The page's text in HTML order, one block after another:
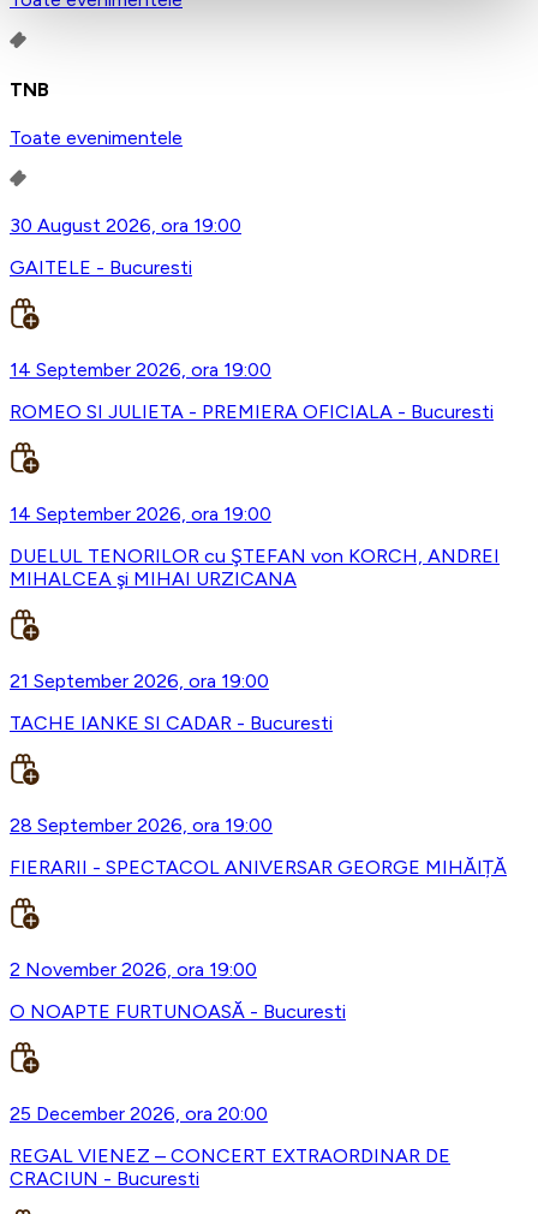
TNB
Toate evenimentele
30 August 2026, ora 19:00
GAITELE - Bucuresti
14 September 2026, ora 19:00
ROMEO SI JULIETA - PREMIERA OFICIALA - Bucuresti
14 September 2026, ora 19:00
DUELUL TENORILOR cu ŞTEFAN von KORCH, ANDREI
MIHALCEA şi MIHAI URZICANA
21 September 2026, ora 19:00
TACHE IANKE SI CADAR - Bucuresti
28 September 2026, ora 19:00
FIERARII - SPECTACOL ANIVERSAR GEORGE MIHĂIȚĂ
2 November 2026, ora 19:00
O NOAPTE FURTUNOASĂ - Bucuresti
25 December 2026, ora 20:00
REGAL VIENEZ – CONCERT EXTRAORDINAR DE
CRACIUN - Bucuresti